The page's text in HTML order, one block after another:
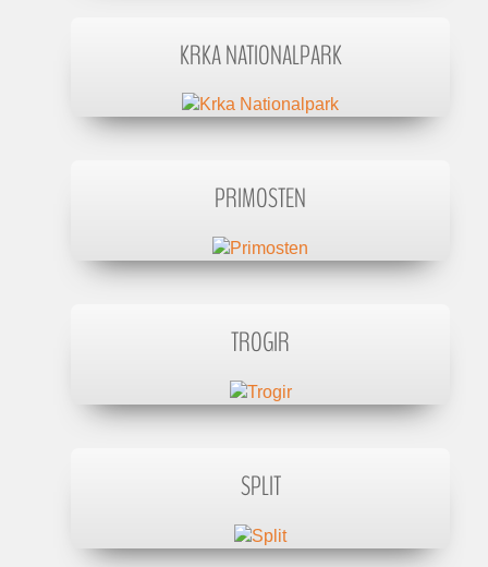
KRKA NATIONALPARK
PRIMOSTEN
TROGIR
SPLIT